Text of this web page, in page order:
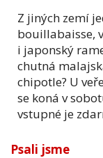
Z jiných zemí
bouillabaisse,
i japonský
chutná
chipotle? U
se koná v
vstupné je
Psali jsme